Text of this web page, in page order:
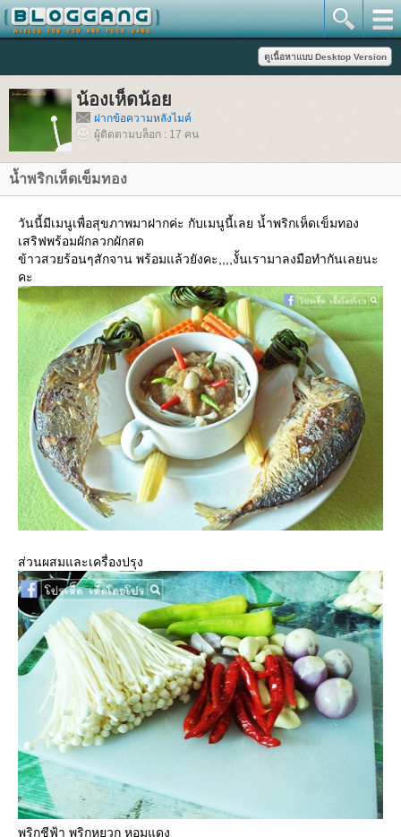
น้องเห็ดน้อ
ฝากข้อความหลังไมค์
ผู้ติดตามบล็อก : 17 คน
น้ำพริกเห็ดเข็มทอง
วันนี้มีเมนูเพื่อสุขภาพมาฝากค่ะ กับเมนูนี้เลย น้ำพริกเห็ดเข็มทอง
เสริฟพร้อมผักลวกผักสด
ข้าวสวยร้อนๆสักจาน พร้อมแล้วยังคะ,,,,งั้นเรามาลงมือทำกันเลยนะ
คะ
ส่วนผสมและเครื่องปรุง
พริกชีฟ้า พริกหยวก หอมแดง